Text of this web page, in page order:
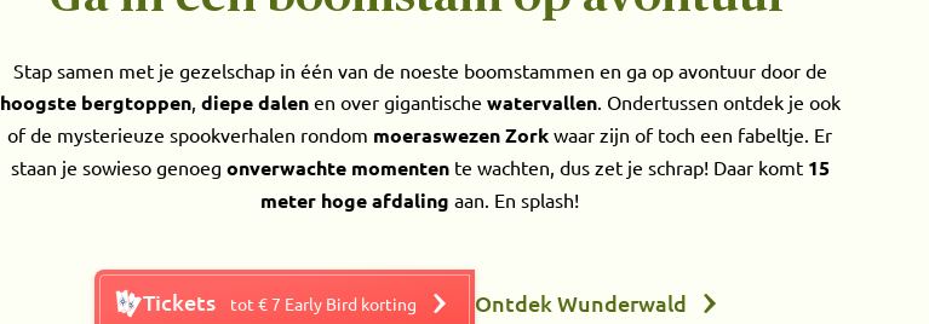
Stap samen met je gezelschap in één van de noeste boomstammen en ga op avontuur door de
hoogste bergtoppen, diepe dalenen over gigantische watervallen. Ondertussen ontdek je ook
of de mysterieuze spookverhalen rondom moeraswezen Zork waar zijn of toch een fabeltje. Er
staan je sowieso genoeg onverwachte momentente wachten, dus zet je schrap! Daar komt 15
meter hoge afdaling aan. En splash!
Tickets tot € 7 Early Bird korting Ontdek Wunderwald